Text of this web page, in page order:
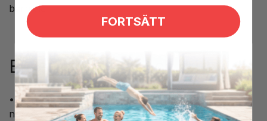
barnlek.
Enkel installation och drift:
• Tild VP har förkopplade anslutningar för
nivåreglering, poolskydd och värmepump.
FORTSÄTT